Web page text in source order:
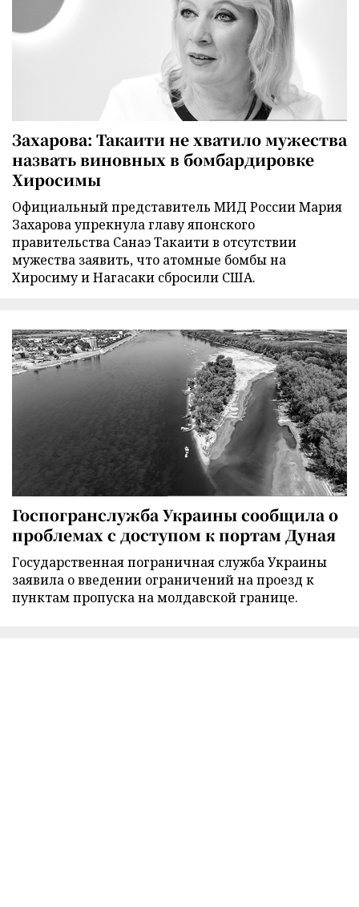
Захарова: Такаити не хватило мужества
назвать виновных в бомбардировке
Хиросимы
Официальный представитель МИД России Мария
Захарова упрекнула главу японского
правительства Санаэ Такаити в отсутствии
мужества заявить, что атомные бомбы на
Хиросиму и Нагасаки сбросили США.
Госпогранслужба Украины сообщила о
проблемах с доступом к портам Дуная
Государственная пограничная служба Украины
заявила о введении ограничений на проезд к
пунктам пропуска на молдавской границе.